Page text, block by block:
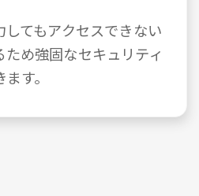
てもアクセスできない
め強固なセキュリティ
す。